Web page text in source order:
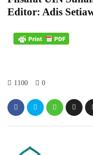
Editor: Adis
1100 0